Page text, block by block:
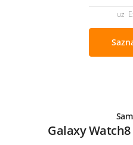
uz
Galaxy Watch8